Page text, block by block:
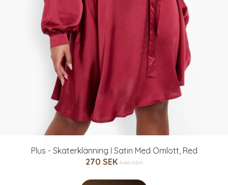
Plus - Skaterklänning I Satin Med Omlott, Red
270 SEK 540 SEK